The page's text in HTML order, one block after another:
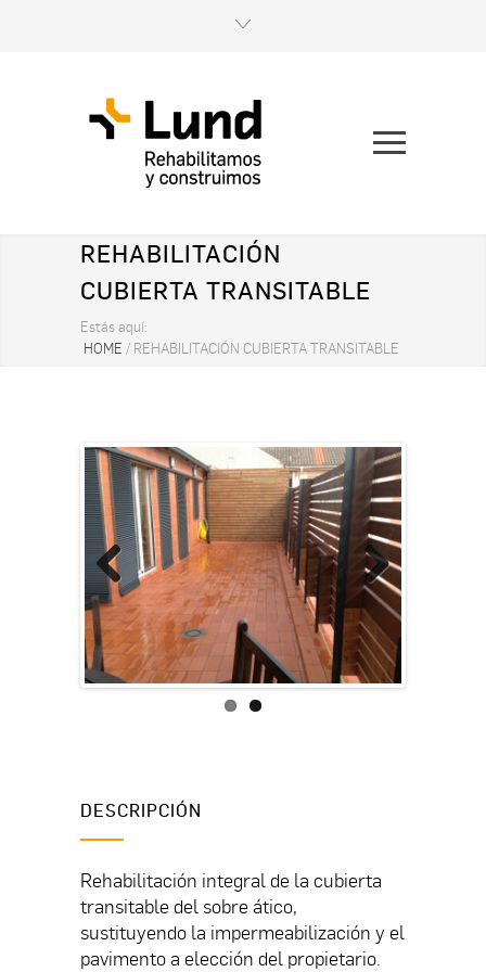
REHABILITACIÓN
CUBIERTA TRANSITABLE
Estás aquí:
HOME / REHABILITACIÓN CUBIERTA TRANSITABLE
Previous Next
DESCRIPCIÓN
Rehabilitación integral de la cubierta
transitable del sobre ático,
sustituyendo la impermeabilización y el
pavimento a elección del propietario.